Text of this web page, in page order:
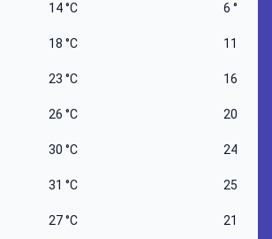
14 °C 6 °C
18 °C 11 °C
23 °C 16 °C
26 °C 20 °C
30 °C 24 °C
31 °C 25 °C
27 °C 21 °C